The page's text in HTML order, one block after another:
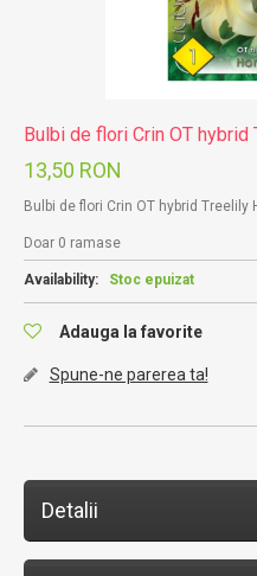
Bulbi de flori Crin OT
13,50 RON
Bulbi de flori Crin OT hybrid Treelily
Doar 0 ramase
Availability: Stoc epuizat
Adauga la favorite
Spune-ne parerea ta!
Detalii